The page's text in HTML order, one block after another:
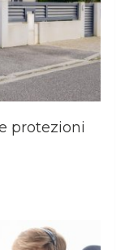
protezioni